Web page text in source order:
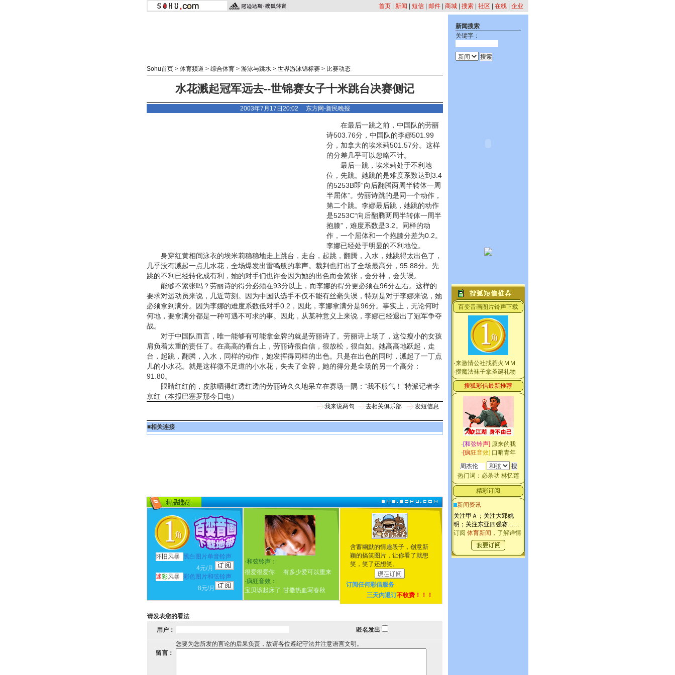
首页 新闻 短信 邮件 商城 搜索 社区 在线 企业
Sohu首页 > 体育频道 > 综合体育 > 游泳与跳水 > 世界游泳锦标赛 > 比赛动态
水花溅起冠军远去--世锦赛女子十米跳台决赛侧记
2003年7月17日20:02 东方网-新民晚报
在最后一跳之前，中国队的劳丽
诗503.76分，中国队的李娜501.99
分，加拿大的埃米莉501.57分。这样
的分差几乎可以忽略不计。
最后一跳，埃米莉处于不利地
位，先跳。她跳的是难度系数达到3.4
的5253B即“向后翻腾两周半转体一周
半屈体”。劳丽诗跳的是同一个动作，
第二个跳。李娜最后跳，她跳的动作
是5253C“向后翻腾两周半转体一周半
抱膝”，难度系数是3.2。同样的动
作，一个屈体和一个抱膝分差为0.2。
李娜已经处于明显的不利地位。
身穿红黄相间泳衣的埃米莉稳稳地走上跳台，走台，起跳，翻腾，入水，她跳得太出色了，
几乎没有溅起一点儿水花，全场爆发出雷鸣般的掌声。裁判也打出了全场最高分，95.88分。先
跳的不利已经转化成有利，她的对手们也许会因为她的出色而会紧张，会分神，会失误。
能够不紧张吗？劳丽诗的得分必须在93分以上，而李娜的得分更必须在96分左右。这样的
要求对运动员来说，几近苛刻。因为中国队选手不仅不能有丝毫失误，特别是对于李娜来说，她
必须拿到满分。因为李娜的难度系数低对手0.2，因此，李娜拿满分是96分。事实上，无论何时
何地，要拿满分都是一种可遇不可求的事。因此，从某种意义上来说，李娜已经退出了冠军争夺
战。
对于中国队而言，唯一能够有可能拿金牌的就是劳丽诗了。劳丽诗上场了，这位瘦小的女孩
肩负着太重的责任了。在高高的看台上，劳丽诗很自信，很放松，很自如。她高高地跃起，走
台，起跳，翻腾，入水，同样的动作，她发挥得同样的出色。只是在出色的同时，溅起了一丁点
儿的小水花。就是这样微不足道的小水花，失去了金牌，她的得分是全场的另一个高分：
91.80。
眼睛红红的，皮肤晒得红透红透的劳丽诗久久地呆立在赛场一隅：“我不服气！”特派记者李
京红（本报巴塞罗那今日电）
我来说两句 去相关俱乐部 发短信息
■相关连接
怀 旧 风暴
黑白图片单音铃声
4元/月
迷彩风暴 彩色图片和弦铃声
8元/月
·和弦铃声：
很爱很爱你
有多少爱可以重来
·疯狂音效：
宝贝该起床了 甘撒热血写春秋
含蓄幽默的情趣段子，创意新
颖的搞笑图片，让你看了就想
笑，笑了还想笑。
订阅任何彩信服务
三天内退订不收费！！！
请发表您的看法
用户：
匿名发出
您要为您所发的言论的后果负责，故请各位遵纪守法并注意语言文明。
留言：
新闻搜索
关键字：
百变音画图片铃声下载
·来激情公社找惹火ＭＭ
·攒魔法袜子拿圣诞礼物
搜狐彩信最新推荐
·[和弦铃声] 原来的我
·[疯狂音效] 口哨青年
热门词： 必杀功 林忆莲
精彩订阅
新闻资讯
关注甲Ａ；关注大郅姚
明；关注东亚四强赛……
订阅 体育新闻 ，了解详情